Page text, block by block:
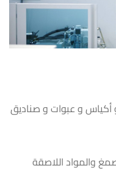
و عبوات و صناديق
والمواد اللاصقة